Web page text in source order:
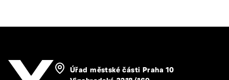
Úřad městské části Praha 10